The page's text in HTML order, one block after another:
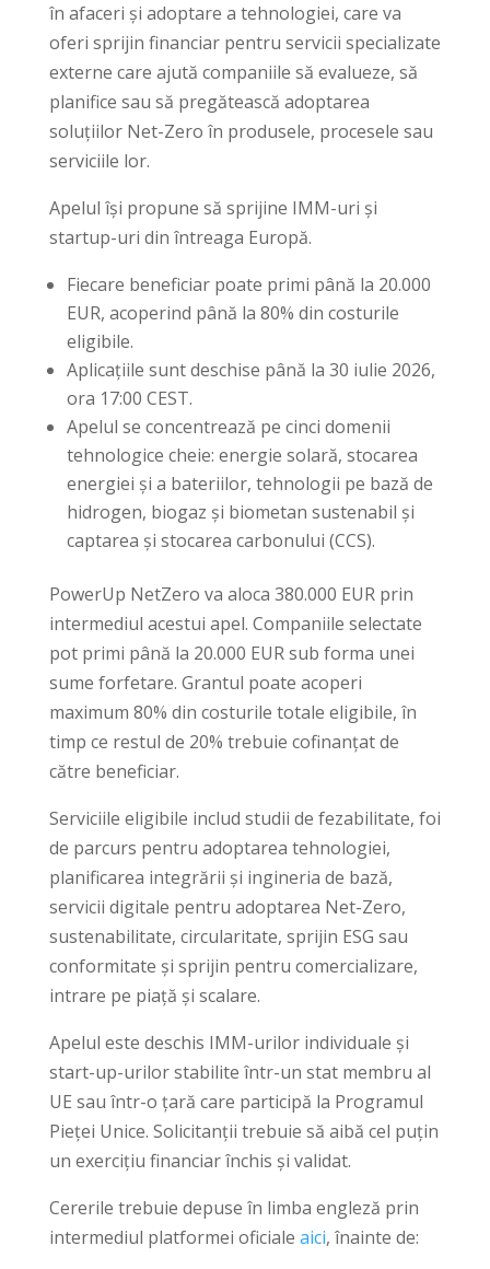
în afaceri și adoptare a tehnologiei, care va
oferi sprijin financiar pentru servicii specializate
externe care ajută companiile să evalueze, să
planifice sau să pregătească adoptarea
soluțiilor Net-Zero în produsele, procesele sau
serviciile lor.
Apelul își propune să sprijine IMM-uri și
startup-uri din întreaga Europă.
Fiecare beneficiar poate primi până la 20.000
EUR, acoperind până la 80% din costurile
eligibile.
Aplicațiile sunt deschise până la 30 iulie 2026,
ora 17:00 CEST.
Apelul se concentrează pe cinci domenii
tehnologice cheie: energie solară, stocarea
energiei și a bateriilor, tehnologii pe bază de
hidrogen, biogaz și biometan sustenabil și
captarea și stocarea carbonului (CCS).
PowerUp NetZero va aloca 380.000 EUR prin
intermediul acestui apel. Companiile selectate
pot primi până la 20.000 EUR sub forma unei
sume forfetare. Grantul poate acoperi
maximum 80% din costurile totale eligibile, în
timp ce restul de 20% trebuie cofinanțat de
către beneficiar.
Serviciile eligibile includ studii de fezabilitate, foi
de parcurs pentru adoptarea tehnologiei,
planificarea integrării și ingineria de bază,
servicii digitale pentru adoptarea Net-Zero,
sustenabilitate, circularitate, sprijin ESG sau
conformitate și sprijin pentru comercializare,
intrare pe piață și scalare.
Apelul este deschis IMM-urilor individuale și
start-up-urilor stabilite într-un stat membru al
UE sau într-o țară care participă la Programul
Pieței Unice. Solicitanții trebuie să aibă cel puțin
un exercițiu financiar închis și validat.
Cererile trebuie depuse în limba engleză prin
intermediul platformei oficiale aici, înainte de: